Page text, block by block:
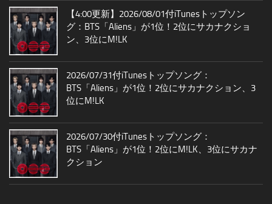
【4:00更新】2026/08/01付iTunesトップソン
グ：BTS「Aliens」が1位！2位にサカナクショ
ン、3位にM!LK
2026/07/31付iTunesトップソング：
BTS「Aliens」が1位！2位にサカナクション、3
位にM!LK
2026/07/30付iTunesトップソング：
BTS「Aliens」が1位！2位にM!LK、3位にサカナ
クション